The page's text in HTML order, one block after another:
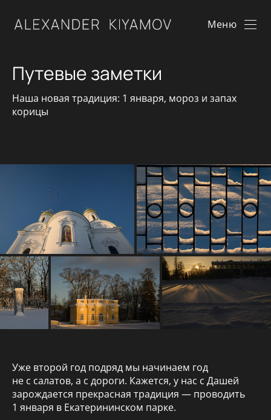
Меню
Путевые заметки
Наша новая традиция: 1 января, мороз и запах
корицы
Уже второй год подряд мы начинаем год
не с салатов, а с дороги. Кажется, у нас с Дашей
зарождается прекрасная традиция — проводить
1 января в Екатерининском парке.